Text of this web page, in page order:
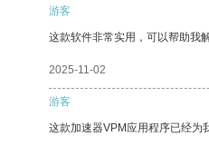
游客
这款软件非常实用，可以帮助我
2025-11-02
游客
这款加速器VPM应用程序已经为